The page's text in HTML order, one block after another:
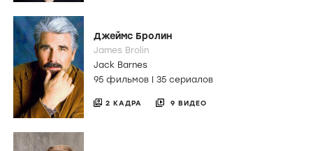
Джеймс Бролин
James Brolin
Jack Barnes
95 фильмов | 35 сериалов
2 КАДРА 9 ВИДЕО